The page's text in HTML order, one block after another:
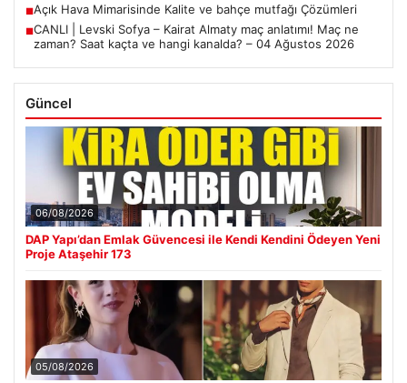
■Açık Hava Mimarisinde Kalite ve bahçe mutfağı Çözümleri
■CANLI | Levski Sofya – Kairat Almaty maç anlatımı! Maç ne
zaman? Saat kaçta ve hangi kanalda? – 04 Ağustos 2026
Güncel
06/08/2026
DAP Yapı’dan Emlak Güvencesi ile Kendi Kendini Ödeyen Yeni
Proje Ataşehir 173
05/08/2026